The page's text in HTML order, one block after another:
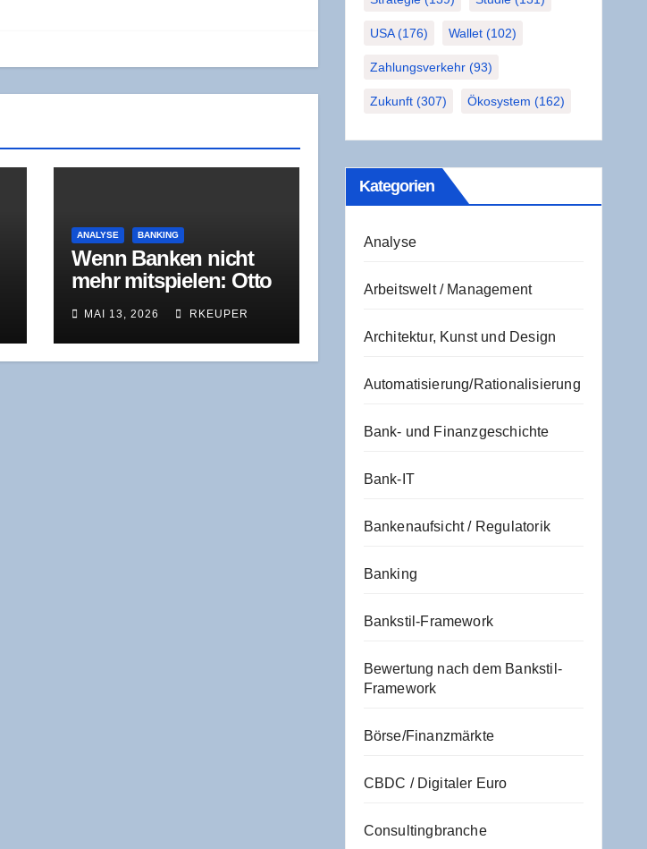
ANALYSE BANKING
Wenn Ban­ken nicht
mehr mit­spie­len: Otto
brik in der
Restrukturierung
MAI 13, 2026 RKEUPER
USA(176) Wallet(102)
Zahlungsverkehr(93)
Zukunft(307) Ökosystem (162)
Kate­go­rien
Analyse
Arbeitswelt / Management
Architektur, Kunst und Design
Automatisierung/Rationalisierung
Bank- und Finanzgeschichte
Bank-IT
Bankenaufsicht / Regulatorik
Banking
Bankstil-Framework
Bewertung nach dem Bankstil-
Framework
Börse/Finanzmärkte
CBDC / Digitaler Euro
Consultingbranche